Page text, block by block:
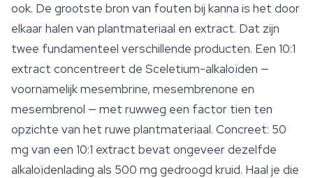
ook. De grootste bron van fouten bij kanna is het door
elkaar halen van plantmateriaal en extract. Dat zijn
twee fundamenteel verschillende producten. Een 10:1
extract concentreert de Sceletium-alkaloïden —
voornamelijk mesembrine, mesembrenone en
mesembrenol — met ruwweg een factor tien ten
opzichte van het ruwe plantmateriaal. Concreet: 50
mg van een 10:1 extract bevat ongeveer dezelfde
alkaloïdenlading als 500 mg gedroogd kruid. Haal je die